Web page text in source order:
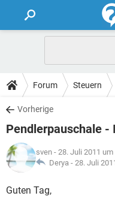
FORUM
TIPPS
Forum Steuern
Vorherige
Pendlerpauschale -
sven - 28. Juli 2011 um
Derya - 28. Juli
Guten Tag,